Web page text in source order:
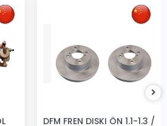
DFM FREN DISKI ÖN 1.1-1.3 /